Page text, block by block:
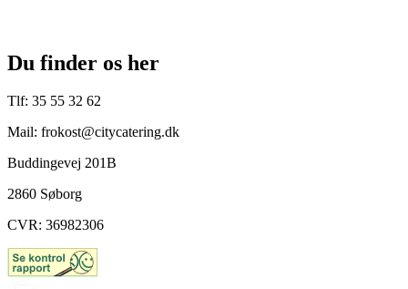
Du finder os her
Tlf: 35 55 32 62
Mail: frokost@citycatering.dk
Buddingevej 201B
2860 Søborg
CVR: 36982306